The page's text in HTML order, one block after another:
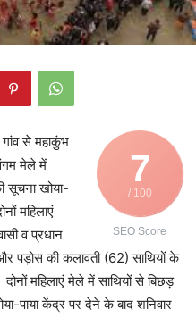
7
/ 100
SEO Score
गांव से महाकुंभ
मेले में
सूचना खोया-
महिलाएं
व प्रधान
और पड़ोस की कलावती (62) साथियों के
महिलाएं मेले में साथियों से बिछड़
पाया केंद्र पर देने के बाद शनिवार